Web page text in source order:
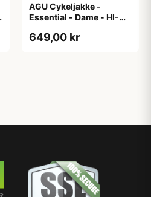
AGU Cykeljakke -
Essential - Dame - HI-
649,00 kr